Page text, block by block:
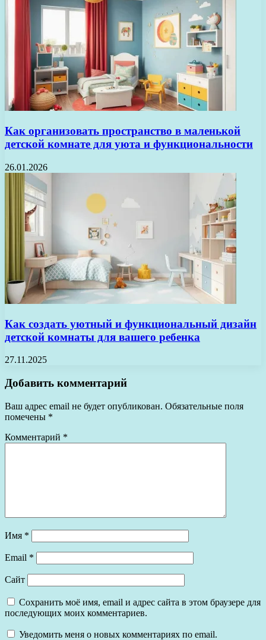
Как организовать пространство в маленькой
детской комнате для уюта и функциональности
26.01.2026
Как создать уютный и функциональный дизайн
детской комнаты для вашего ребенка
27.11.2025
Добавить комментарий
Ваш адрес email не будет опубликован. Обязательные поля
помечены *
Комментарий *
Имя *
Email *
Сайт
Сохранить моё имя, email и адрес сайта в этом браузере для
последующих моих комментариев.
Уведомить меня о новых комментариях по email.